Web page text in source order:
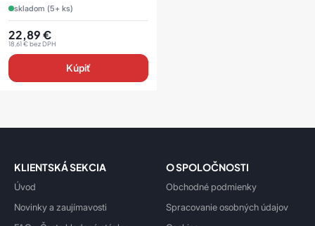
skladom (5+ ks)
22,89€
18,61€bez DPH
Kúpiť
KLIENTSKÁ SEKCIA
Úvod
Novinky a zaujímavosti
O SPOLOČNOSTI
Obchodné podmienky
Spracovanie osobných údajov